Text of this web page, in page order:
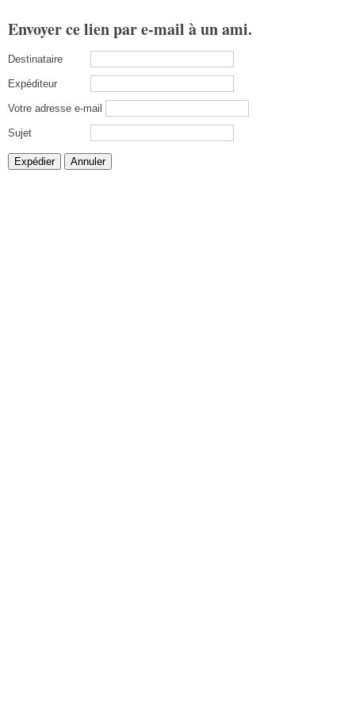
Envoyer ce lien par e-mail à un ami.
Destinataire
Expéditeur
Votre adresse e-mail
Sujet
Expédier Annuler